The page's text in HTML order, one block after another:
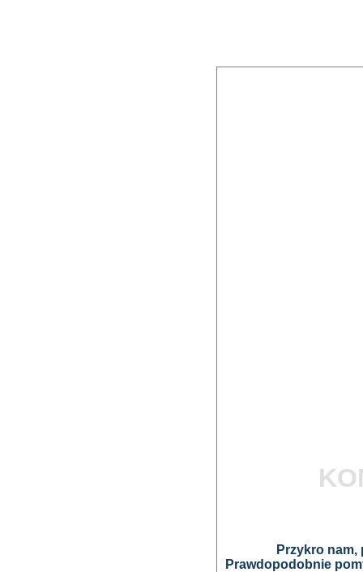
Przykro
Prawdopodobnie